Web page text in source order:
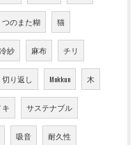
つのまた糊 猫
紗 麻布 チリ
切り返し Mokkun 木
キ サステナブル
吸音 耐久性